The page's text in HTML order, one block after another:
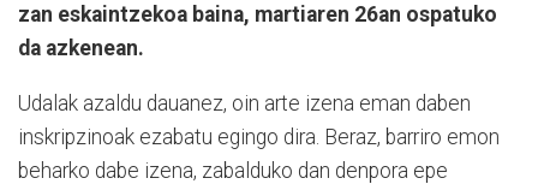
zan eskaintzekoa baina, martiaren 26an ospatuko
da azkenean.
Udalak azaldu dauanez, oin arte izena eman daben
inskripzinoak ezabatu egingo dira. Beraz, barriro emon
beharko dabe izena, zabalduko dan denpora epe